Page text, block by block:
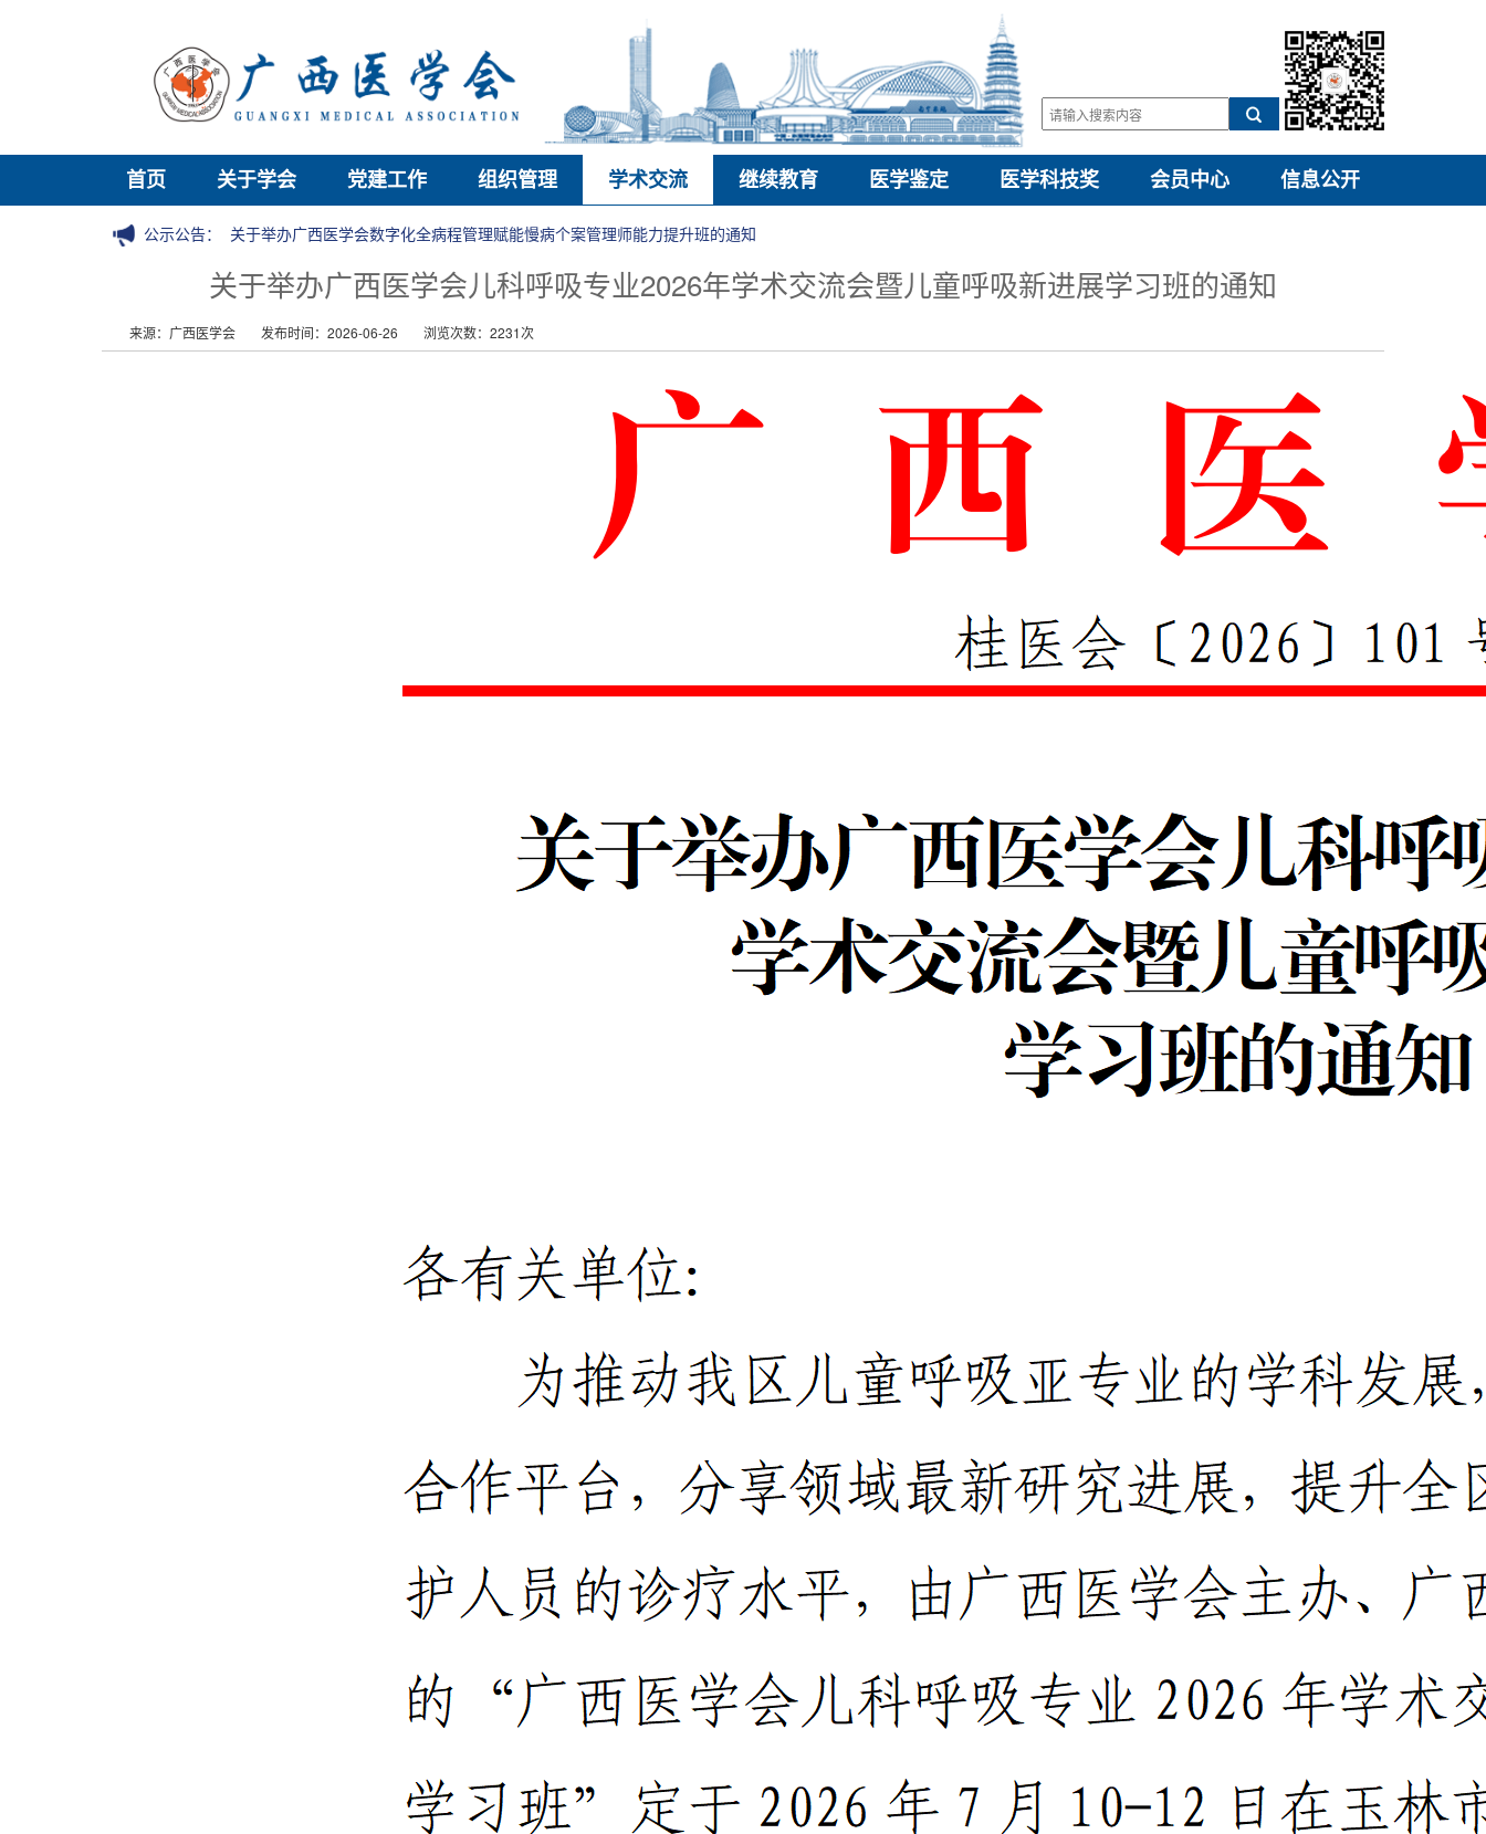
首页 关于学会 党建工作 组织管理 学术交流 继续教育 医学鉴定 医学科技奖 会员中心 信息公开
公示公告： 关于举办广西医学会数字化全病程管理赋能慢病个案管理师能力提升班的通知
关于举办广西医学会儿科呼吸专业2026年学术交流会暨儿童呼吸新进展学习班的通知
来源：广西医学会 发布时间：2026-06-26 浏览次数：2231次